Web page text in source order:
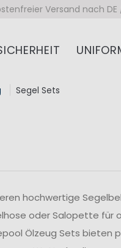
Versand nach
Segel Sets
hochwertige
oder Salopette für
Ölzeug Sets